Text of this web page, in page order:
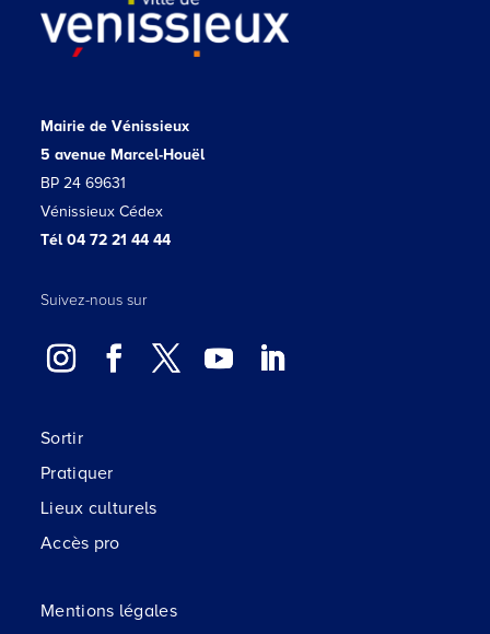
Mairie de Vénissieux
5 avenue Marcel-Houël
BP 24 69631
Vénissieux Cédex
Tél 04 72 21 44 44
Suivez-nous sur
Sortir
Pratiquer
Lieux culturels
Accès pro
Mentions légales